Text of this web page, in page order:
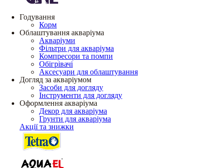
Годування
Корм
Облаштування акваріума
Акваріуми
Фільтри для акваріума
Компресори та помпи
Обігрівачі
Аксесуари для облаштування
Догляд за акваріумом
Засоби для догляду
Інструменти для догляду
Оформлення акваріума
Декор для акваріума
Грунти для акваріума
Акції та знижки